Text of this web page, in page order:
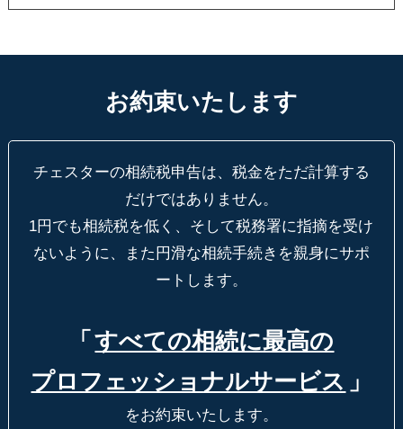
お約束いたします
チェスターの相続税申告は、税金をただ計算する
だけではありません。
1円でも相続税を低く、そして税務署に指摘を受け
ないように、
また円滑な相続手続きを親身にサポ
ートします。
「 すべての相続に最高の
プロフェッショナルサービス 」
をお約束いたします。